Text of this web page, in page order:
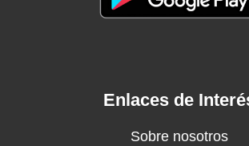
Enlaces de
Sobre nosotros